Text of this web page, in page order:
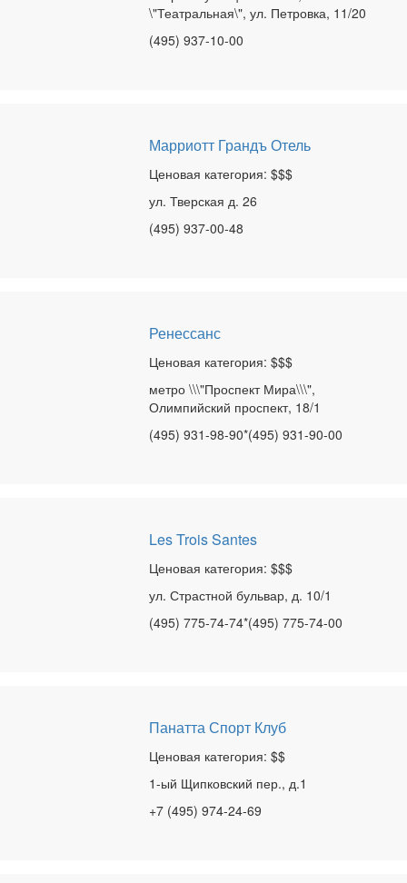
\"Театральная\", ул. Петровка, 11/20
(495) 937-10-00
Марриотт Грандъ Отель
Ценовая категория: $$$
ул. Тверская д. 26
(495) 937-00-48
Ренессанс
Ценовая категория: $$$
метро \\\"Проспект Мира\\\",
Олимпийский проспект, 18/1
(495) 931-98-90*(495) 931-90-00
Les Trois Santes
Ценовая категория: $$$
ул. Страстной бульвар, д. 10/1
(495) 775-74-74*(495) 775-74-00
Панатта Спорт Клуб
Ценовая категория: $$
1-ый Щипковский пер., д.1
+7 (495) 974-24-69